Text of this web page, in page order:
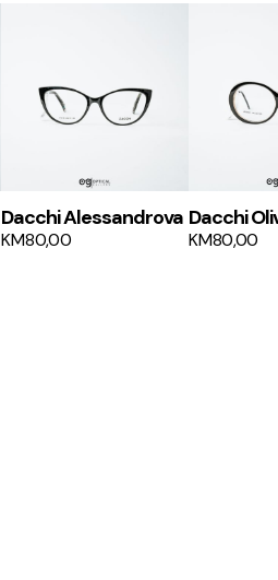
Dacchi Alessandrova
KM80,00
Dacchi
KM80,00